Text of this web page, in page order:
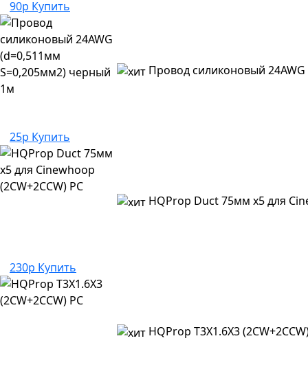
90р Купить
Провод силиконовый
25р Купить
HQProp Duct 75мм x5 для
230р Купить
HQProp T3X1.6X3